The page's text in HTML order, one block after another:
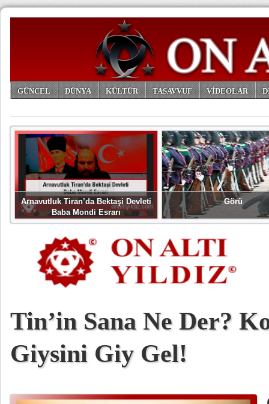
GÜNCEL DÜNYA KÜLTÜR TASAVVUF VİDEOLAR
Arnavutluk Tiran’da Bektaşi Devleti
Baba Mondi Esrarı
Görü
Tin’in Sana Ne Der?
Giysini Giy Gel!